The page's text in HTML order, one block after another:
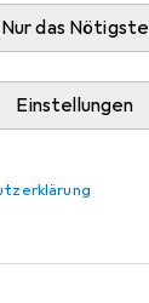
Nur das Nötigste
Einstellungen